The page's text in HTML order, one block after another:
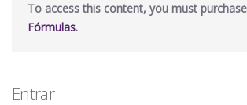
To access this content, you must purchase
Fórmulas.
Entrar